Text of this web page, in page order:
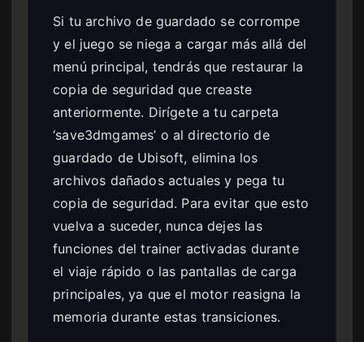
Si tu archivo de guardado se corrompe
y el juego se niega a cargar más allá del
menú principal, tendrás que restaurar la
copia de seguridad que creaste
anteriormente. Dirígete a tu carpeta
‘save3dmgames’ o al directorio de
guardado de Ubisoft, elimina los
archivos dañados actuales y pega tu
copia de seguridad. Para evitar que esto
vuelva a suceder, nunca dejes las
funciones del trainer activadas durante
el viaje rápido o las pantallas de carga
principales, ya que el motor reasigna la
memoria durante estas transiciones.